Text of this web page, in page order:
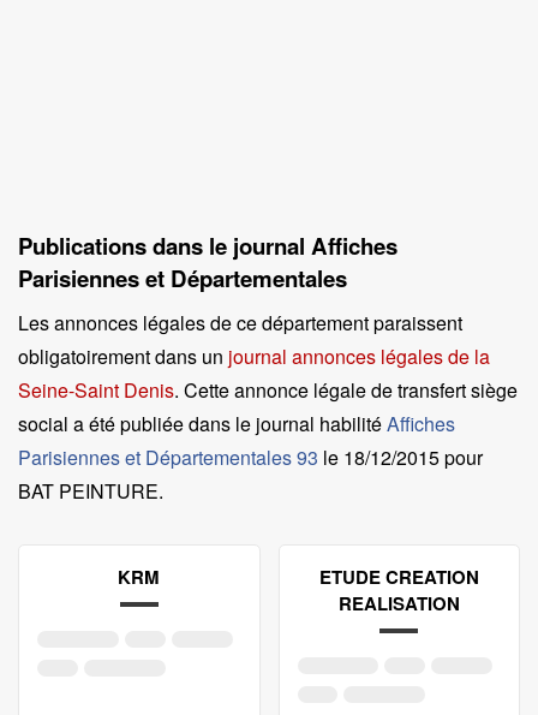
Publications dans le journal Affiches
Parisiennes et Départementales
Les annonces légales de ce département paraissent
obligatoirement dans un journal annonces légales de la
Seine-Saint Denis. Cette annonce légale de transfert siège
social a été publiée dans le journal habilitéAffiches
Parisiennes et Départementales 93 le 18/12/2015 pour
BAT PEINTURE.
KRM
ETUDE CREATION
REALISATION